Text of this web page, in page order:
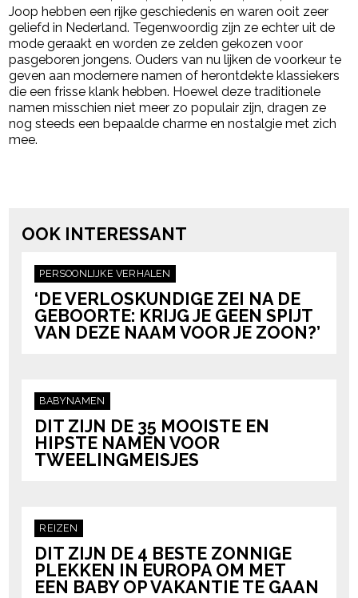
Joop hebben een rijke geschiedenis en waren ooit zeer
geliefd in Nederland. Tegenwoordig zijn ze echter uit de
mode geraakt en worden ze zelden gekozen voor
pasgeboren jongens. Ouders van nu lijken de voorkeur te
geven aan modernere namen of herontdekte klassiekers
die een frisse klank hebben. Hoewel deze traditionele
namen misschien niet meer zo populair zijn, dragen ze
nog steeds een bepaalde charme en nostalgie met zich
mee.
OOK INTERESSANT
PERSOONLIJKE VERHALEN
‘DE VERLOSKUNDIGE ZEI NA DE
GEBOORTE: KRIJG JE GEEN SPIJT
VAN DEZE NAAM VOOR JE ZOON?’
BABYNAMEN
DIT ZIJN DE 35 MOOISTE EN
HIPSTE NAMEN VOOR
TWEELINGMEISJES
REIZEN
DIT ZIJN DE 4 BESTE ZONNIGE
PLEKKEN IN EUROPA OM MET
EEN BABY OP VAKANTIE TE GAAN